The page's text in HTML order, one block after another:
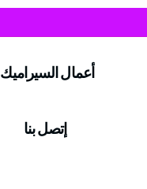
أعمال السيراميك
إتصل بنا